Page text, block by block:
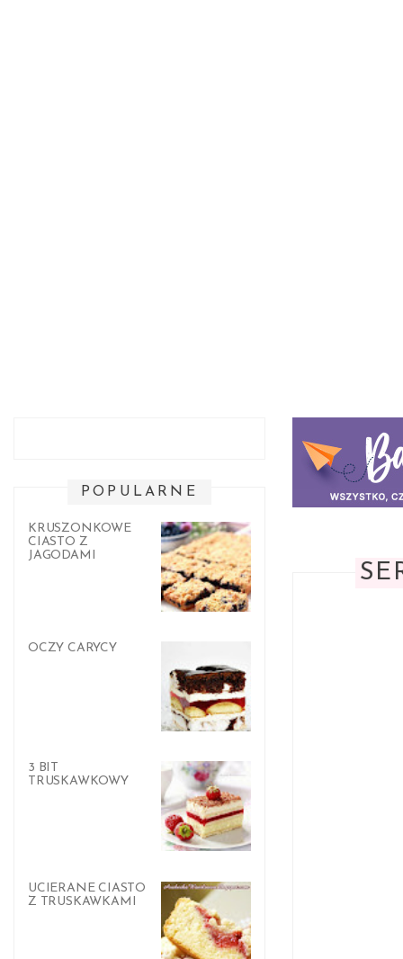
POPULARNE
KRUSZONKOWE
CIASTO Z
JAGODAMI
OCZY CARYCY
3 BIT
TRUSKAWKOWY
UCIERANE CIASTO
Z TRUSKAWKAMI